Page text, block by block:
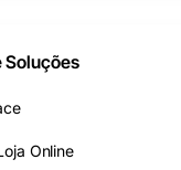
Soluções
Online